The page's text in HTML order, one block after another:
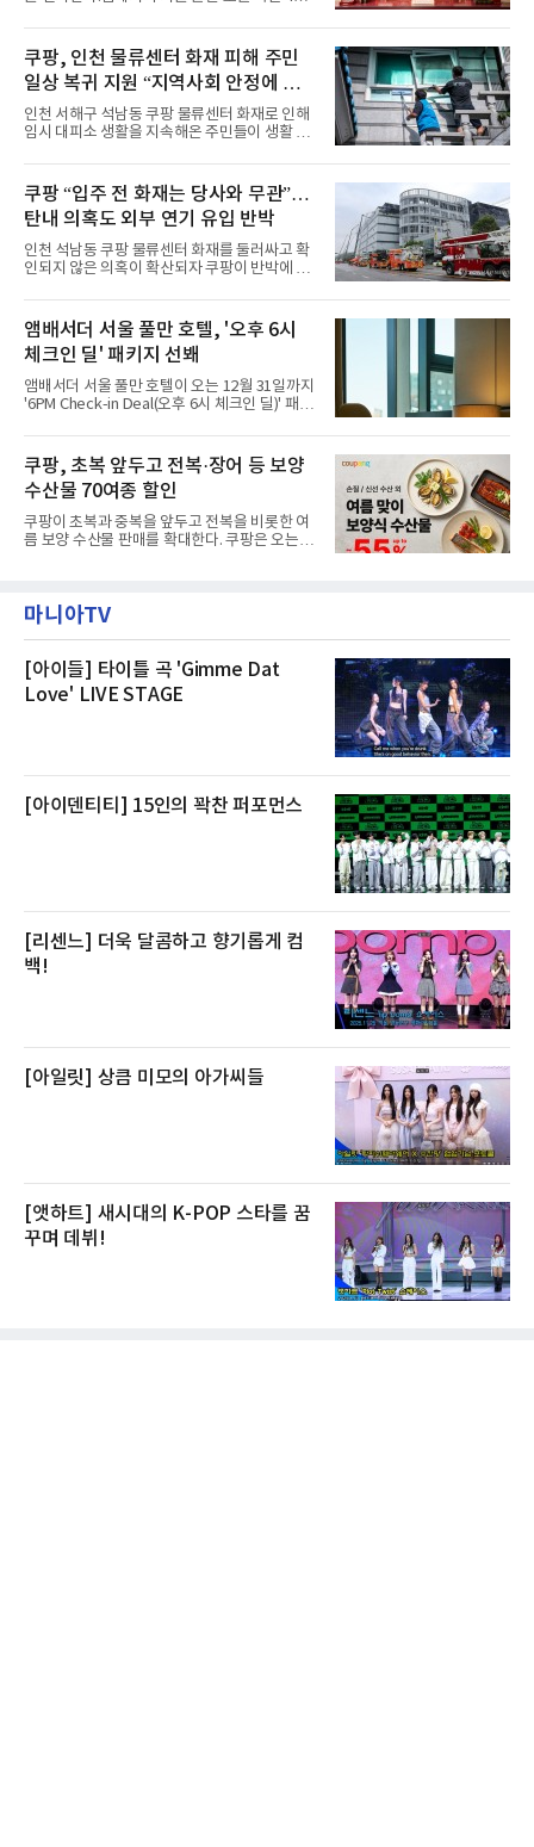
패션을 완벽하게 소화하며 보
이야기를 담은 인형 극장 콘셉트의 공간 ‘앰버드
시어터(Ambird Theater)’를 새롭게 선보인
다”고 밝혔다.앰배서더 서울 풀만 호텔은 로비
한편에 마련된 앰버드 존을 통해 앰버드의 세계
관을 소개해왔다. 앰버드 존은 앰버드가 우주여
행 중 수집한 다양한 굿즈를 전시한 '앰버드 플래
닛(Ambird Planet)과 계절별 플라워 연출로 사
라 극장을 모티브로 한 데코레이션으로 구성됐
다. 무대 공간 및 티켓 박스
쿠팡, 인천 물류센터 화재 피해 주민
일상 복귀 지원 “지역사회 안정에 총
력”
인천 서해구 석남동 쿠팡 물류센터 화재로 인해
임시 대피소 생활을 지속해온 주민들이 생활 터
필먼트서비스(CFS)가 지난 28일부터 화재 피해
주민을 대상으로 전문 출장 청소서비스 지원에
나섬으로써 본격적인 지역사회 복구 작업이 시
작된 것이다.대피소 주민 중심 청소 접수, 첫날
부터 2가구 지원 완료CFS는 신현초등학교, 신
현북초등학교, 신현여자중학교 등 인천 서해구
관내 임시 대피소 3곳에서 체류해온 화재 피해
민들의 호응 속에 CFS는 즉시 행동에 나섰다. 지
난 28일 오후 전문 청소업체와
쿠팡 “입주 전 화재는 당사와 무관”…
탄내 의혹도 외부 연기 유입 반박
인천 석남동 쿠팡 물류센터 화재를 둘러싸고 확
인되지 않은 의혹이 확산되자 쿠팡이 반박에 나
에 대해서는 외부 화재 연기 유입이라고 설명했
고, 2023년 같은 물류센터에서 발생한 화재에
대해서도 쿠팡 입주 전 공사 과정에서 벌어진 일
이라며 선을 그었다.쿠팡은 21일 인천 물류센터
내부에서 불이 타는 냄새가 났다는 의혹과 관련
해 “사실무근”이라는 입장을 밝혔다.회사 측은
“인근에서 지난 15일 다른 회사에서 발생한 대
것으로 확인됐다”고 설명했다.이어 “정확한 화
재 원인은 추후 조사될
앰배서더 서울 풀만 호텔, '오후 6시
체크인 딜' 패키지 선봬
앰배서더 서울 풀만 호텔이 오는 12월 31일까지
'6PM Check-in Deal(오후 6시 체크인 딜)' 패키
으로 여유로운 저녁 시간부터 호텔 스테이를 시
작할 수 있도록 준비됐다.앰배서더 서울 풀만 호
텔 측은 “퇴근 후 또는 주말 도심 속에서 짧지만
온전한 휴식을 원하는 고객들에게 특별한 경험
을 제공한다”고 밝혔다.패키지는 디럭스와 이그
제큐티브 두 가지 타입으로 구성된다. 디럭스 패
키지는 객실 1박(룸 온리)으로 심플한 호캉스를
스 센터 사우나 2인 이용 혜택이 포함된다.특히
클럽 앰배서더 라운지
쿠팡, 초복 앞두고 전복·장어 등 보양
수산물 70여종 할인
쿠팡이 초복과 중복을 앞두고 전복을 비롯한 여
름 보양 수산물 판매를 확대한다. 쿠팡은 오는
우 등이 포함됐다. 쿠팡은 올해 큰 크기의 전복
생산량이 늘어난 점을 반영해 주요 산지 상품을
전복은 산지에서 채취한 뒤 전국으로 직송되는
방식으로 운영된다. 신선도가 중요한 상품인 만
큼 이르면 다음 날 오전 배송이 가능하도록 물류
마니아TV
[아이들] 타이틀 곡 'Gimme Dat
Love' LIVE STAGE
[아이덴티티] 15인의 꽉찬 퍼포먼스
[리센느] 더욱 달콤하고 향기롭게 컴
백!
[아일릿] 상큼 미모의 아가씨들
[앳하트] 새시대의 K-POP 스타를 꿈
꾸며 데뷔!